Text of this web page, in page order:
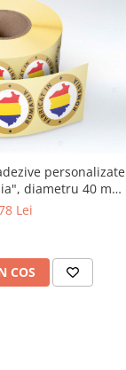
personalizate
diametru 40 mm,
rola
Lei
COS